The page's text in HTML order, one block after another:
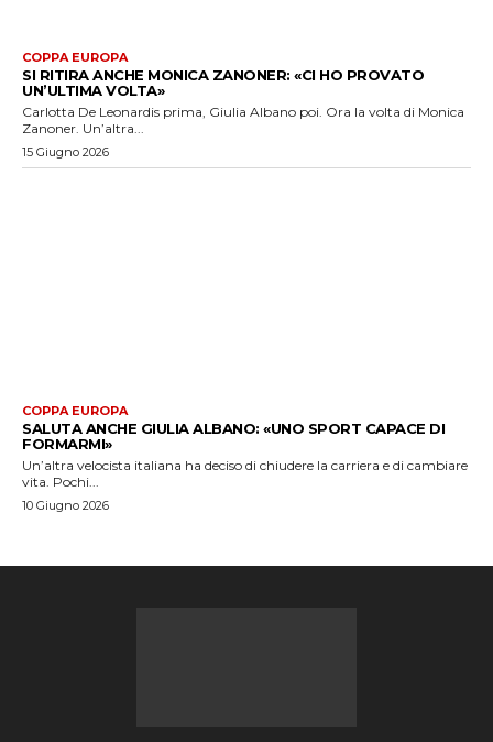
COPPA EUROPA
SI RITIRA ANCHE MONICA ZANONER: «CI HO PROVATO
UN’ULTIMA VOLTA»
Carlotta De Leonardis prima, Giulia Albano poi. Ora la volta di Monica
Zanoner. Un’altra...
15 Giugno 2026
COPPA EUROPA
SALUTA ANCHE GIULIA ALBANO: «UNO SPORT CAPACE DI
FORMARMI»
Un’altra velocista italiana ha deciso di chiudere la carriera e di cambiare
vita. Pochi...
10 Giugno 2026